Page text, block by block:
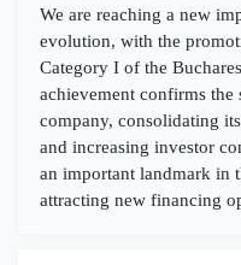
We are reaching a new
evolution, with the
Category I of the
achievement confirms
company, consolidating
and increasing investor
an important landmark in
attracting new financing